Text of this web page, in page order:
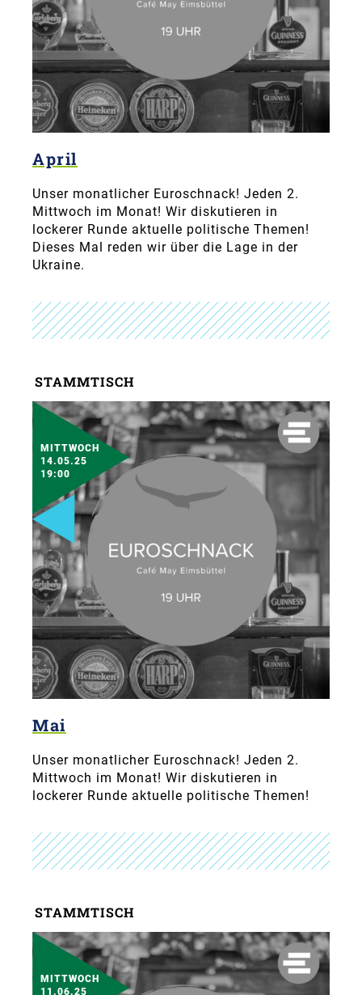
April
Unser monatlicher Euroschnack! Jeden 2.
Mittwoch im Monat! Wir diskutieren in
lockerer Runde aktuelle politische Themen!
Dieses Mal reden wir über die Lage in der
Ukraine.
STAMMTISCH
MITTWOCH
14.05.25
19:00
Mai
Unser monatlicher Euroschnack! Jeden 2.
Mittwoch im Monat! Wir diskutieren in
lockerer Runde aktuelle politische Themen!
STAMMTISCH
MITTWOCH
11.06.25